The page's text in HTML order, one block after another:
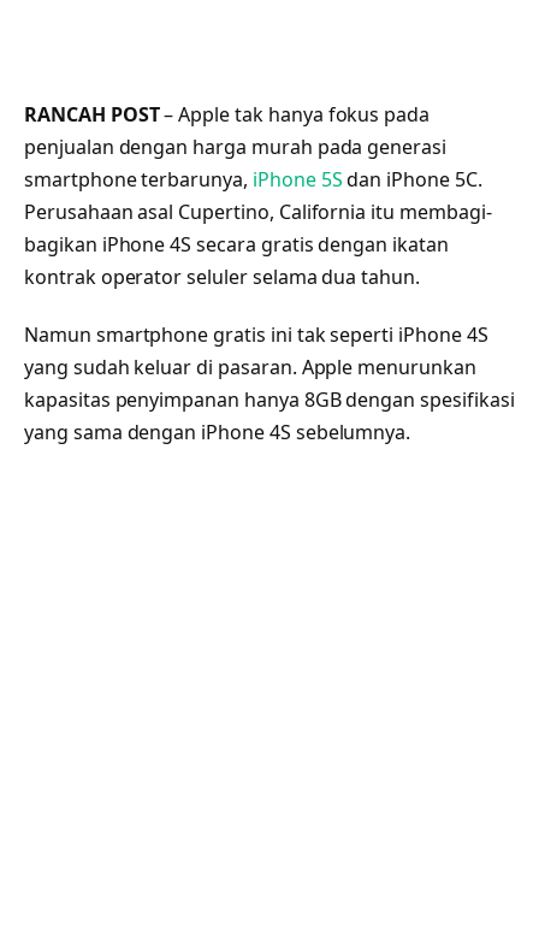
RANCAH POST– Apple tak hanya fokus pada
penjualan dengan harga murah pada generasi
smartphone terbarunya, iPhone 5Sdan iPhone 5C.
Perusahaan asal Cupertino, California itu membagi-
bagikan iPhone 4S secara gratis dengan ikatan
kontrak operator seluler selama dua tahun.
Namun smartphone gratis ini tak seperti iPhone 4S
yang sudah keluar di pasaran. Apple menurunkan
kapasitas penyimpanan hanya 8GB dengan spesifikasi
yang sama dengan iPhone 4S sebelumnya.